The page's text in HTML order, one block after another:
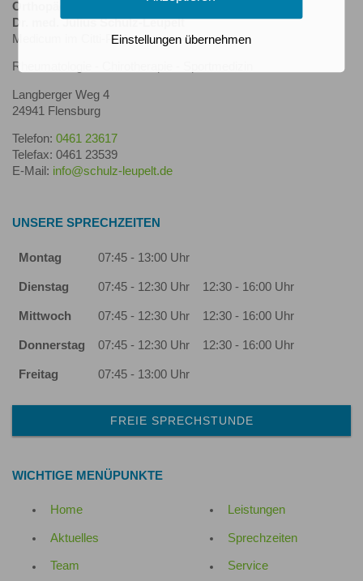
Orthopädische Praxisgemeinschaft
Dr. med. Julius Schulz-Leupelt
Medicum im Citti-Park
Rheumatologie - Chirotherapie - Sportmedizin
Langberger Weg 4
24941 Flensburg
Telefon: 0461 23617
Telefax: 0461 23539
E-Mail: info@schulz-leupelt.de
UNSERE SPRECHZEITEN
Montag 07:45 - 13:00 Uhr
Dienstag 07:45 - 12:30 Uhr 12:30 - 16:00 Uhr
Mittwoch 07:45 - 12:30 Uhr 12:30 - 16:00 Uhr
Donnerstag 07:45 - 12:30 Uhr 12:30 - 16:00 Uhr
Freitag 07:45 - 13:00 Uhr
FREIE SPRECHSTUNDE
WICHTIGE MENÜPUNKTE
Home
Aktuelles
Team
Leistungen
Sprechzeiten
Service
Einstellungen übernehmen